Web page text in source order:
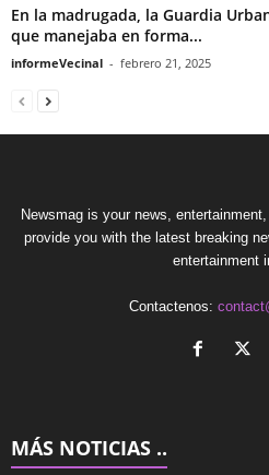
En la madrugada, la Guardia
que manejaba en forma...
informeVecinal - febrero 21, 2025
Newsmag is your news,
provide you with the latest breaking
entertainment
Contactenos:
MÁS NOTICIAS ..